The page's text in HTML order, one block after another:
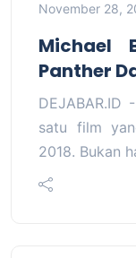
November 28,
Michael
Panther
DEJABAR.ID
satu film
2018. Bukan